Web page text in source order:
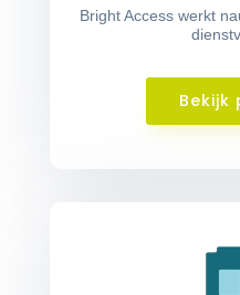
Bright Access werkt
Bekijk